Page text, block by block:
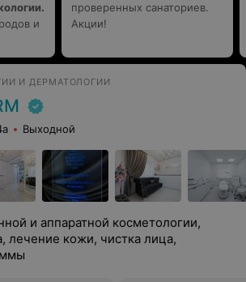
и
проверенных санаториев.
Акции!
И ДЕРМАТОЛОГИИ
Выходной
косметологии,
лечение кожи, чистка лица,